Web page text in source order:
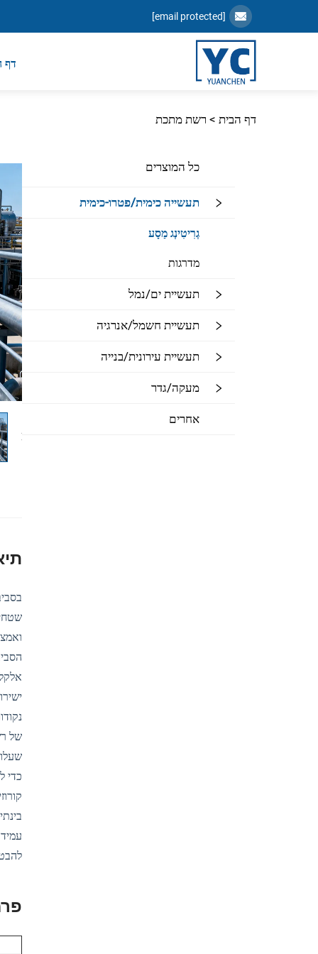
[email protected]
דף
דף הבית > רשת מתכת
כל המוצרים
תעשייה כימית/פטרו-כימית
גְרִיטִינְג מַסָע
מדרגות
תעשיית ים/נמל
תעשיית חשמל/אנרגיה
תעשיית עירונית/בנייה
מעקה/גדר
אחרים
של
כדי